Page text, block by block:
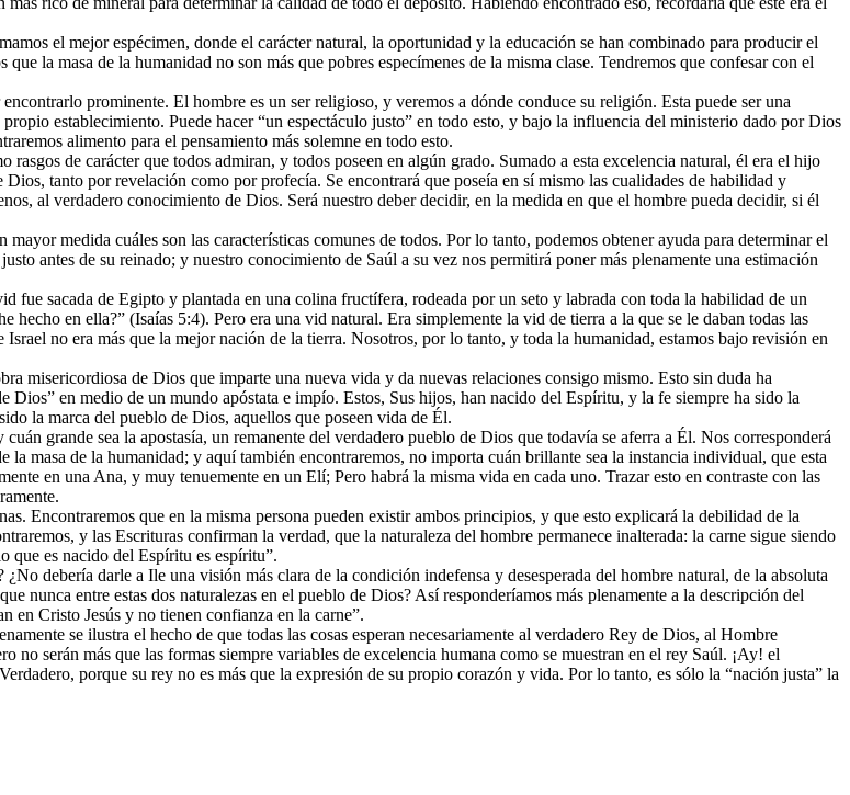
el mejor espécimen, donde el carácter natural, la oportunidad y la educación se han combinado para producir el
la masa de la humanidad no son más que pobres especímenes de la misma clase. Tendremos que confesar con el
prominente. El hombre es un ser religioso, y veremos a dónde conduce su religión. Esta puede ser una
establecimiento. Puede hacer “un espectáculo justo” en todo esto, y bajo la influencia del ministerio dado por Dios
alimento para el pensamiento más solemne en todo esto.
de carácter que todos admiran, y todos poseen en algún grado. Sumado a esta excelencia natural, él era el hijo
tanto por revelación como por profecía. Se encontrará que poseía en sí mismo las cualidades de habilidad y
al verdadero conocimiento de Dios. Será nuestro deber decidir, en la medida en que el hombre pueda decidir, si él
medida cuáles son las características comunes de todos. Por lo tanto, podemos obtener ayuda para determinar el
antes de su reinado; y nuestro conocimiento de Saúl a su vez nos permitirá poner más plenamente una estimación
fue sacada de Egipto y plantada en una colina fructífera, rodeada por un seto y labrada con toda la habilidad de un
en ella?” (Isaías 5:4). Pero era una vid natural. Era simplemente la vid de tierra a la que se le daban todas las
no era más que la mejor nación de la tierra. Nosotros, por lo tanto, y toda la humanidad, estamos bajo revisión en
misericordiosa de Dios que imparte una nueva vida y da nuevas relaciones consigo mismo. Esto sin duda ha
en medio de un mundo apóstata e impío. Estos, Sus hijos, han nacido del Espíritu, y la fe siempre ha sido la
la marca del pueblo de Dios, aquellos que poseen vida de Él.
grande sea la apostasía, un remanente del verdadero pueblo de Dios que todavía se aferra a Él. Nos corresponderá
masa de la humanidad; y aquí también encontraremos, no importa cuán brillante sea la instancia individual, que esta
en una Ana, y muy tenuemente en un Elí; Pero habrá la misma vida en cada uno. Trazar esto en contraste con las
Encontraremos que en la misma persona pueden existir ambos principios, y que esto explicará la debilidad de la
y las Escrituras confirman la verdad, que la naturaleza del hombre permanece inalterada: la carne sigue siendo
que es nacido del Espíritu es espíritu”.
debería darle a Ile una visión más clara de la condición indefensa y desesperada del hombre natural, de la absoluta
nunca entre estas dos naturalezas en el pueblo de Dios? Así responderíamos más plenamente a la descripción del
en Cristo Jesús y no tienen confianza en la carne”.
se ilustra el hecho de que todas las cosas esperan necesariamente al verdadero Rey de Dios, al Hombre
serán más que las formas siempre variables de excelencia humana como se muestran en el rey Saúl. ¡Ay! el
porque su rey no es más que la expresión de su propio corazón y vida. Por lo tanto, es sólo la “nación justa” la